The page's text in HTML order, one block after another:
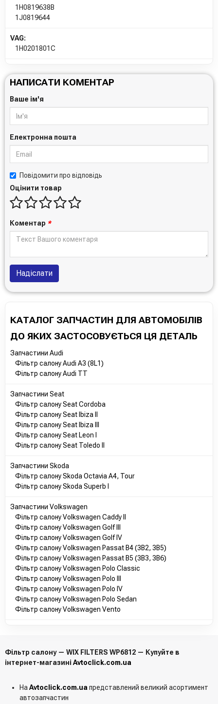
1H0819638B
1J0819644
VAG:
1H0201801C
НАПИСАТИ КОМЕНТАР
Ваше ім'я
Електронна пошта
Повідомити про відповідь
Оцінити товар
Коментар *
Надіслати
КАТАЛОГ ЗАПЧАСТИН ДЛЯ АВТОМОБІЛІВ
ДО ЯКИХ ЗАСТОСОВУЄТЬСЯ ЦЯ ДЕТАЛЬ
Запчастини Audi
Фільтр салону Audi A3 (8L1)
Фільтр салону Audi TT
Запчастини Seat
Фільтр салону Seat Cordoba
Фільтр салону Seat Ibiza II
Фільтр салону Seat Ibiza III
Фільтр салону Seat Leon I
Фільтр салону Seat Toledo II
Запчастини Skoda
Фільтр салону Skoda Octavia A4, Tour
Фільтр салону Skoda Superb I
Запчастини Volkswagen
Фільтр салону Volkswagen Caddy II
Фільтр салону Volkswagen Golf III
Фільтр салону Volkswagen Golf IV
Фільтр салону Volkswagen Passat B4 (3B2, 3B5)
Фільтр салону Volkswagen Passat B5 (3B3, 3B6)
Фільтр салону Volkswagen Polo Classic
Фільтр салону Volkswagen Polo III
Фільтр салону Volkswagen Polo IV
Фільтр салону Volkswagen Polo Sedan
Фільтр салону Volkswagen Vento
Фільтр салону — WIX FILTERS WP6812 — Купуйте в
інтернет-магазині Avtoclick.com.ua
НаAvtoclick.com.uaпредставлений великий асортимент
автозапчастин